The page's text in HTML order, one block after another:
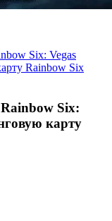
Six: Vegas
Rainbow Six
Six:
карту